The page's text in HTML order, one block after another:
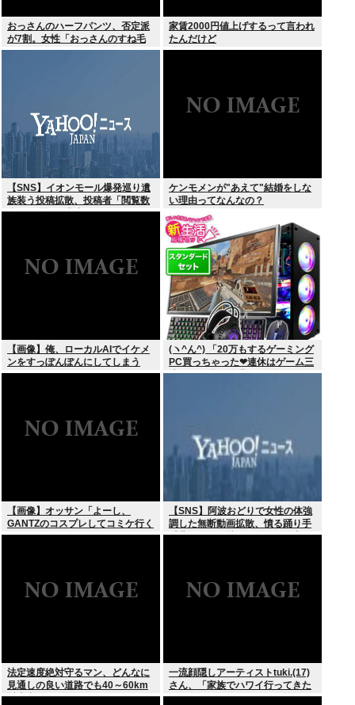
おっさんのハーフパンツ、否定派
が7割。女性「おっさんのすね毛
なんて見たくないじゃないですか
家賃2000円値上げするって言われ
たんだけど
【SNS】イオンモール爆発巡り遺
族装う投稿拡散、投稿者「閲覧数
稼ぎや承認欲求止まらなくなっ
ケンモメンが"あえて"結婚をしな
い理由ってなんなの？
【画像】俺、ローカルAIでイケメ
ンをすっぽんぽんにしてしまう
www
(ヽ^ん^) 「20万もするゲーミング
PC買っちゃった❤連休はゲーム三
昧だ」一週間後「お届け物でー
【画像】オッサン「よーし、
GANTZのコスプレしてコミケ行く
かー」
【SNS】阿波おどりで女性の体強
調した無断動画拡散、憤る踊り手
「悲しいし気持ち悪い」…警察へ
法定速度絶対守るマン、どんなに
見通しの良い道路でも40～60km
以上出さない
一流顔隠しアーティストtuki.(17)
さん、「家族でハワイ行ってきた
w」 自己顕示欲がどんどん抑えら